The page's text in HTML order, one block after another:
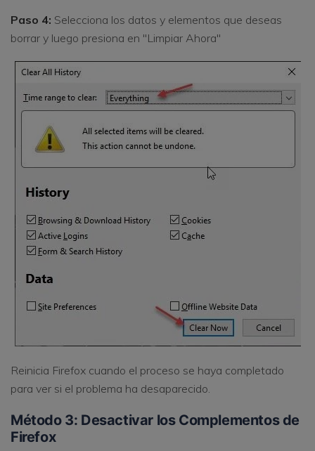
Paso 4: Selecciona los datos y elementos que deseas
borrar y luego presiona en "Limpiar Ahora"
Reinicia Firefox cuando el proceso se haya completado
para ver si el problema ha desaparecido.
Método 3: Desactivar los Complementos de
Firefox